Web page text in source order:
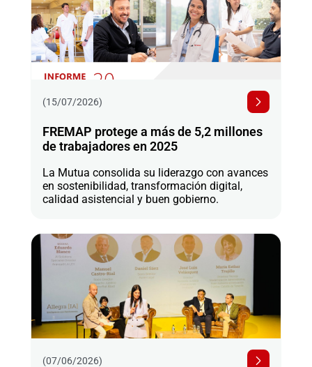
(15/07/2026)
FREMAP protege a más de 5,2 millones
de trabajadores en 2025
La Mutua consolida su liderazgo con avances
en sostenibilidad, transformación digital,
calidad asistencial y buen gobierno.
(07/06/2026)